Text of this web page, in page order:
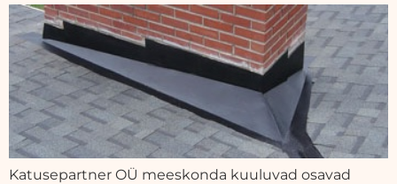
Katusepartner OÜ meeskonda kuuluvad osavad